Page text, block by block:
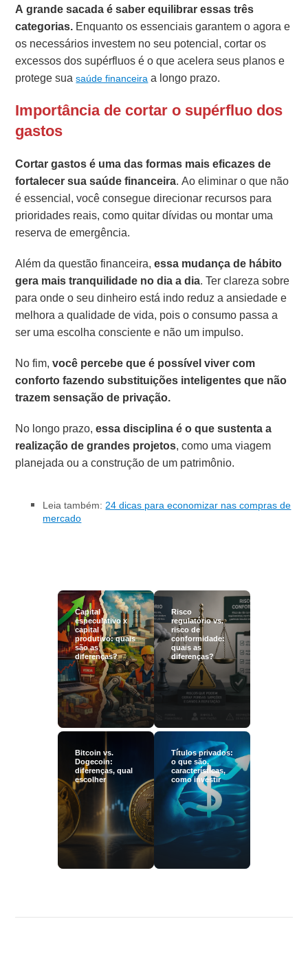
A grande sacada é saber equilibrar essas três
categorias. Enquanto os essenciais garantem o agora e
os necessários investem no seu potencial, cortar os
excessos dos supérfluos é o que acelera seus planos e
protege suasaúde financeira a longo prazo.
Importância de cortar o supérfluo dos
gastos
Cortar gastos é uma das formas mais eficazes de
fortalecer sua saúde financeira. Ao eliminar o que não
é essencial, você consegue direcionar recursos para
prioridades reais, como quitar dívidas ou montar uma
reserva de emergência.
Além da questão financeira,essa mudança de hábito
gera mais tranquilidade no dia a dia. Ter clareza sobre
para onde o seu dinheiro está indo reduz a ansiedade e
melhora a qualidade de vida, pois o consumo passa a
ser uma escolha consciente e não um impulso.
No fim,você percebe que é possível viver com
conforto fazendo substituições inteligentes que não
trazem sensação de privação.
No longo prazo,essa disciplina é o que sustenta a
realização de grandes projetos, como uma viagem
planejada ou a construção de um patrimônio.
Leia também:24 dicas para economizar nas compras de
mercado
Capital
especulativo x
capital
produtivo: quais
são as
diferenças?
Risco
regulatório vs.
risco de
conformidade:
quais as
diferenças?
Bitcoin vs.
Dogecoin:
diferenças, qual
escolher
Títulos privados:
o que são,
características,
como investir